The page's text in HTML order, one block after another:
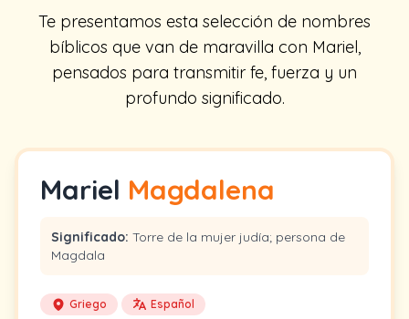
Te presentamos esta selección de nombres
bíblicos que van de maravilla con Mariel,
pensados para transmitir fe, fuerza y un
profundo significado.
Mariel Magdalena
Significado: Torre de la mujer judía; persona de
Magdala
Griego Español